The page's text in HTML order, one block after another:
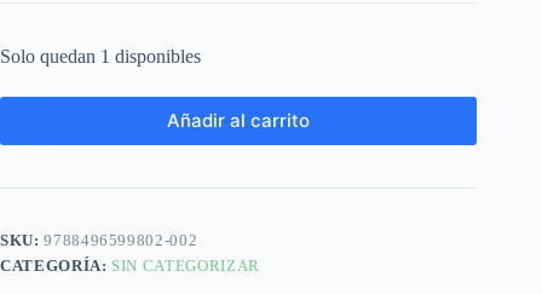
Solo quedan 1 disponibles
Añadir al carrito
SKU:9788496599802-002
CATEGORÍA: SIN CATEGORIZAR